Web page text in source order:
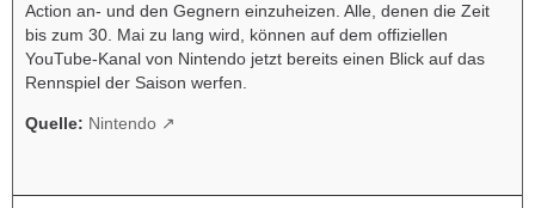
Action an- und den Gegnern einzuheizen. Alle, denen die Zeit
bis zum 30. Mai zu lang wird, können auf dem offiziellen
YouTube-Kanal von Nintendo jetzt bereits einen Blick auf das
Rennspiel der Saison werfen.
Quelle: Nintendo